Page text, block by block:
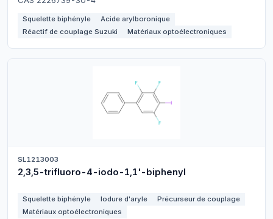
Squelette biphényle
Acide arylboronique
Réactif de couplage Suzuki
Matériaux optoélectroniques
SL1213003
2,3,5-trifluoro-4-iodo-1,1'-biphenyl
Squelette biphényle Iodure d'aryle
Précurseur de couplage
Matériaux optoélectroniques